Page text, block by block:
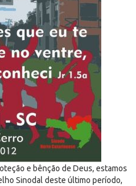
e bênção de Deus, estamos
Sinodal deste último período,